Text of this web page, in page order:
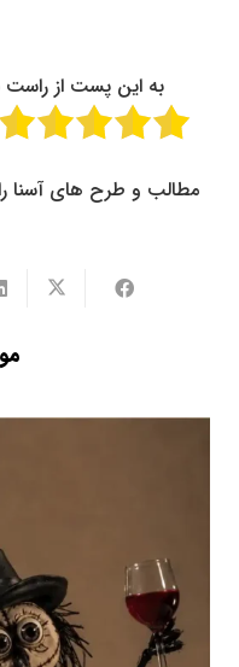
به این پست از
مطالب و طرح های آسنا